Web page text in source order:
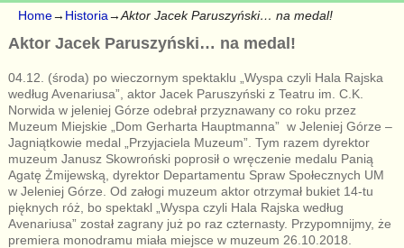
Home→ Historia→Aktor Jacek Paruszyński… na medal!
Aktor Jacek Paruszyński… na medal!
04.12. (środa) po wieczornym spektaklu „Wyspa czyli Hala Rajska
według Avenariusa”, aktor Jacek Paruszyński z Teatru im. C.K.
Norwida w jeleniej Górze odebrał przyznawany co roku przez
Muzeum Miejskie „Dom Gerharta Hauptmanna” w Jeleniej Górze –
Jagniątkowie medal „Przyjaciela Muzeum”. Tym razem dyrektor
muzeum Janusz Skowroński poprosił o wręczenie medalu Panią
Agatę Żmijewską, dyrektor Departamentu Spraw Społecznych UM
w Jeleniej Górze. Od załogi muzeum aktor otrzymał bukiet 14-tu
pięknych róż, bo spektakl „Wyspa czyli Hala Rajska według
Avenariusa” został zagrany już po raz czternasty. Przypomnijmy, że
premiera monodramu miała miejsce w muzeum 26.10.2018.